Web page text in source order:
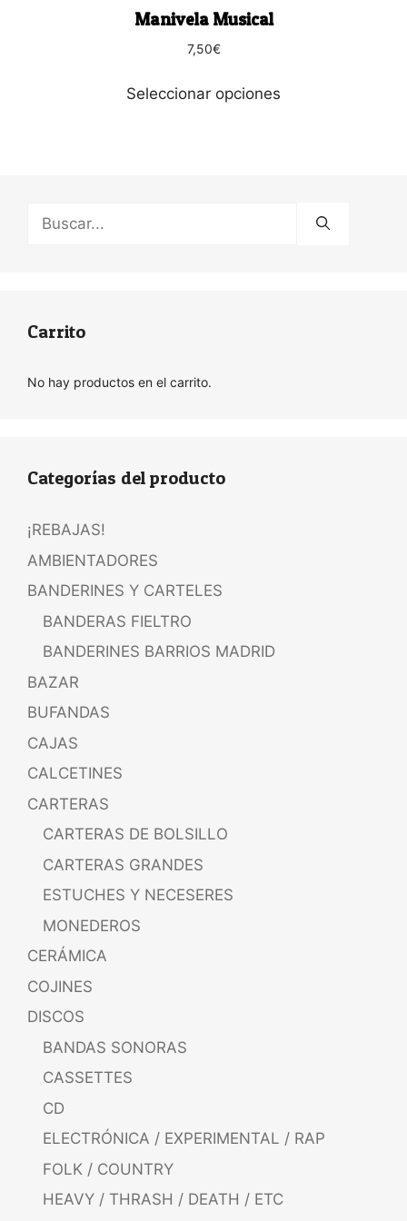
Manivela Musical
7,50€
Seleccionar opciones
Buscar:
Carrito
No hay productos en el carrito.
Categorías del producto
¡REBAJAS!
AMBIENTADORES
BANDERINES Y CARTELES
BANDERAS FIELTRO
BANDERINES BARRIOS MADRID
BAZAR
BUFANDAS
CAJAS
CALCETINES
CARTERAS
CARTERAS DE BOLSILLO
CARTERAS GRANDES
ESTUCHES Y NECESERES
MONEDEROS
CERÁMICA
COJINES
DISCOS
BANDAS SONORAS
CASSETTES
CD
ELECTRÓNICA / EXPERIMENTAL / RAP
FOLK / COUNTRY
HEAVY / THRASH / DEATH / ETC